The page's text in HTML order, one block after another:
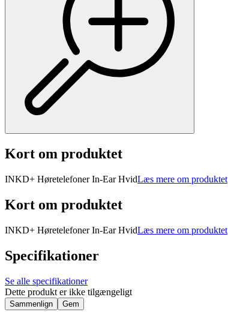
Kort om produktet
INKD+ Høretelefoner In-Ear HvidLæs mere om produktet
Kort om produktet
INKD+ Høretelefoner In-Ear HvidLæs mere om produktet
Specifikationer
Se alle specifikationer
Dette produkt er ikke tilgængeligt
Sammenlign Gem